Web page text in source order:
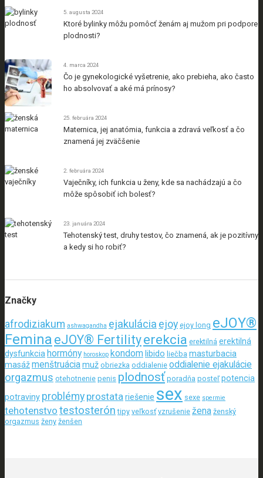
5. augusta 2024
Ktoré bylinky môžu pomôcť ženám aj mužom pri podpore
plodnosti?
4. marca 2024
Čo je gynekologické vyšetrenie, ako prebieha, ako často
ho absolvovať a aké má prínosy?
25. februára 2024
Maternica, jej anatómia, funkcia a zdravá veľkosť a čo
znamená jej zväčšenie
2. februára 2024
Vaječníky, ich funkcia u ženy, kde sa nachádzajú a čo
môže spôsobiť ich bolesť?
23. januára 2024
Tehotenský test, druhy testov, čo znamená, ak je pozitívny
a kedy si ho robiť?
Značky
afrodiziakum ashwagandha ejakulácia ejoy ejoy long eJOY®
Femina eJOY® Fertilityerekcia erektilná erektilná
dysfunkciahormóny horoskop kondom libido liečba masturbacia
masážmenštruáciamuž obriezka oddialenie oddialenie ejakulácie
orgazmus otehotnenie penis plodnosť poradňa posteľ potencia
potraviny problémy prostatariešenie sex sexe spermie
tehotenstvo testosterón tipy veľkosť vzrušenie žena ženský
orgazmus ženy ženšen